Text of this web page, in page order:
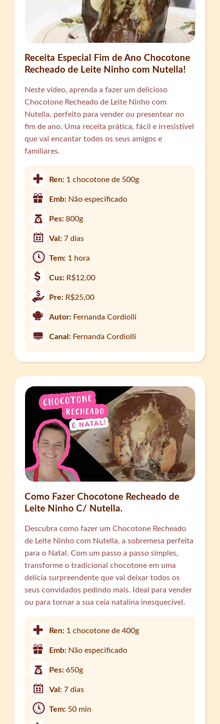
Receita Especial Fim de Ano Chocotone
Recheado de Leite Ninho com Nutella!
Neste vídeo, aprenda a fazer um delicioso
Chocotone Recheado de Leite Ninho com
Nutella, perfeito para vender ou presentear no
fim de ano. Uma receita prática, fácil e irresistível
que vai encantar todos os seus amigos e
familiares.
Ren: 1 chocotone de 500g
Emb: Não especificado
Pes:800g
Val:7 dias
Tem: 1 hora
Cus: R$12,00
Pre: R$25,00
Autor: Fernanda Cordiolli
Canal: Fernanda Cordiolli
Como Fazer Chocotone Recheado de
Leite Ninho C/ Nutella.
Descubra como fazer um Chocotone Recheado
de Leite Ninho com Nutella, a sobremesa perfeita
para o Natal. Com um passo a passo simples,
transforme o tradicional chocotone em uma
delícia surpreendente que vai deixar todos os
seus convidados pedindo mais. Ideal para vender
ou para tornar a sua ceia natalina inesquecível.
Ren: 1 chocotone de 400g
Emb: Não especificado
Pes:650g
Val:7 dias
Tem: 50 min